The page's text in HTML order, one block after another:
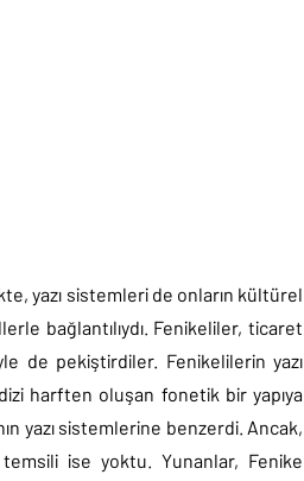
yazı sistemleri de onların kültürel
bağlantılıydı. Fenikeliler, ticaret
de pekiştirdiler. Fenikelilerin yazı
harften oluşan fonetik bir yapıya
yazı sistemlerine benzerdi. Ancak,
ise yoktu. Yunanlar, Fenike